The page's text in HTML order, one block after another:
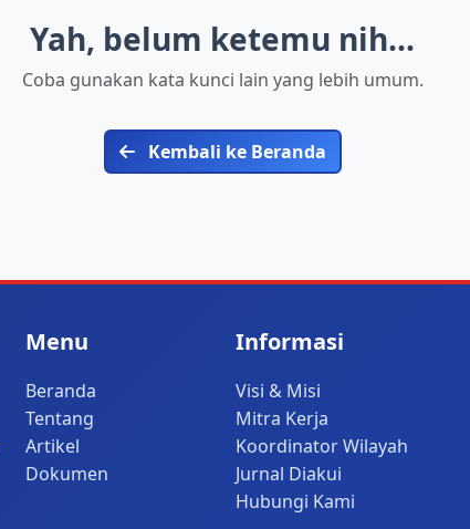
Yah, belum ketemu nih...
Coba gunakan kata kunci lain yang lebih umum.
Kembali ke Beranda
Menu
Beranda
Tentang
Artikel
Dokumen
Informasi
Visi & Misi
Mitra Kerja
Koordinator Wilayah
Jurnal Diakui
Hubungi Kami